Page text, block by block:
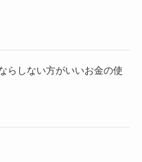
らしない方がいいお金の使